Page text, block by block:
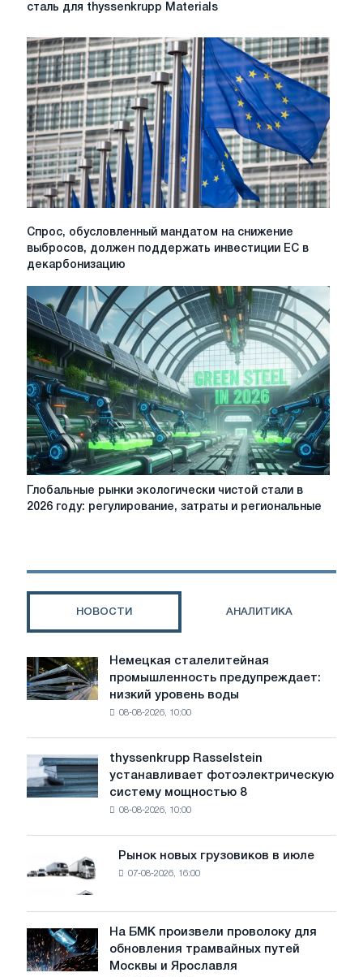
высококачественную
сталь
для
thyssenkrupp
Materials
сталь для thyssenkrupp Materials
Спрос,
обусловленный
мандатом
снижение
выбросов,
должен
поддержать
инвестиции
ЕС
в
декарбонизацию
Спрос, обусловленный мандатом на снижение
выбросов, должен поддержать инвестиции ЕС в
декарбонизацию
Глобальные
рынки
в
затраты
региональные
различия
Глобальные рынки экологически чистой стали в
2026 году: регулирование, затраты и региональные
НОВОСТИ АНАЛИТИКА
Немецкая
сталелитейная
промышленность
предупреждает:
воды
угрожает
безопасности
Немецкая сталелитейная
промышленность предупреждает:
низкий уровень воды
08-08-2026, 10:00
thyssenkrupp
Rasselstein
устанавливает
фотоэлектрическую
достижения
целей
обезуглероживания
thyssenkrupp Rasselstein
устанавливает фотоэлектрическую
систему мощностью 8
08-08-2026, 10:00
Рынок
новых
грузовиков
в
июле
Рынок новых грузовиков в июле
07-08-2026, 16:00
На
БМК
произвели
На БМК произвели проволоку для
обновления трамвайных путей
Москвы и Ярославля